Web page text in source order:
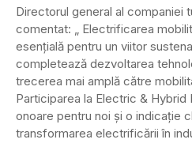
Directorul general al companiei
comentat: „ Electrificarea
esențială pentru un viitor
completează dezvoltarea
trecerea mai amplă către
Participarea la Electric &
onoare pentru noi și o indicație
transformarea electrificării în